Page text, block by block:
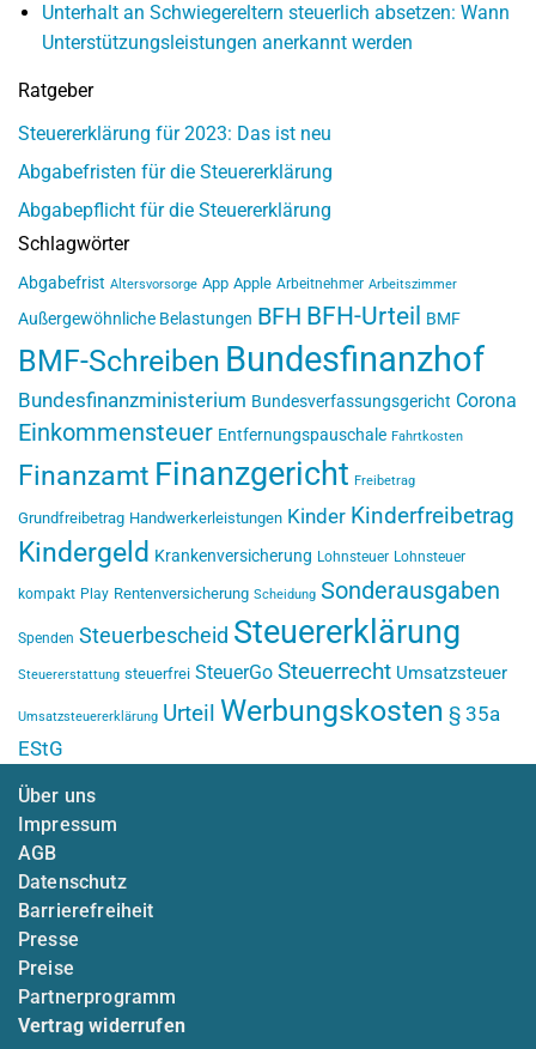
Unterhalt an Schwiegereltern steuerlich absetzen: Wann
Unterstützungsleistungen anerkannt werden
Ratgeber
Steuererklärung für 2023: Das ist neu
Abgabefristen für die Steuererklärung
Abgabepflicht für die Steuererklärung
Schlagwörter
Abgabefrist Altersvorsorge App Apple Arbeitnehmer Arbeitszimmer
Außergewöhnliche Belastungen BFH BFH-Urteil BMF
BMF-Schreiben Bundesfinanzhof
Bundesfinanzministerium Bundesverfassungsgericht Corona
Einkommensteuer Entfernungspauschale Fahrtkosten
Finanzamt Finanzgericht Freibetrag
Grundfreibetrag Handwerkerleistungen Kinder Kinderfreibetrag
Kindergeld Krankenversicherung Lohnsteuer Lohnsteuer
kompakt Play Rentenversicherung Scheidung Sonderausgaben
Spenden Steuerbescheid Steuererklärung
Steuererstattung steuerfrei SteuerGo Steuerrecht Umsatzsteuer
Umsatzsteuererklärung Urteil Werbungskosten § 35a
EStG
Über uns
Impressum
AGB
Datenschutz
Barrierefreiheit
Presse
Preise
Partnerprogramm
Vertrag widerrufen